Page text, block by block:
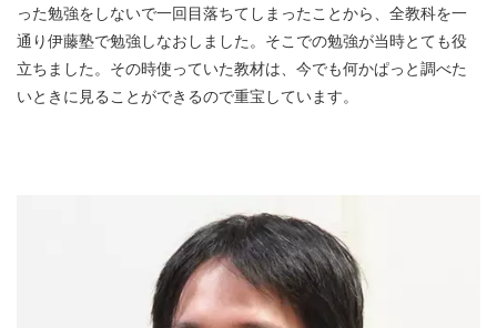
った勉強をしないで一回目落ちてしまったことから、全教科を一
通り伊藤塾で勉強しなおしました。そこでの勉強が当時とても役
立ちました。その時使っていた教材は、今でも何かぱっと調べた
いときに見ることができるので重宝しています。